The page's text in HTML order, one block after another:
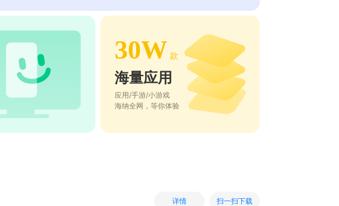
30W 款
海量应用
应用/手游/小游戏
海纳全网，等你体验
详情 扫一扫下载